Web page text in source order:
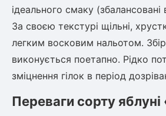
ідеального смаку (збалансовані
За своєю текстурі щільні,
легким восковим нальотом.
виконується поетапно. Рідко
зміцнення гілок в період
Переваги сорту